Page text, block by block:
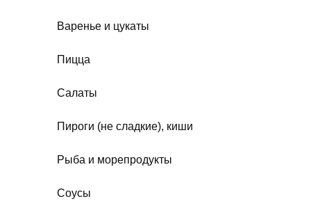
Варенье и цукаты
Пицца
Салаты
Пироги (не сладкие), киши
Рыба и морепродукты
Соусы